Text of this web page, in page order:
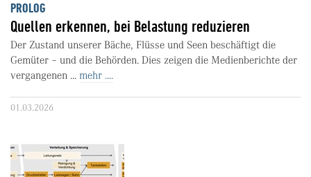
PROLOG
Quellen erkennen, bei Belastung reduzieren
Der Zustand unserer Bäche, Flüsse und Seen beschäftigt die
Gemüter – und die Behörden. Dies zeigen die Medienberichte der
vergangenen ... mehr ....
01.03.2026